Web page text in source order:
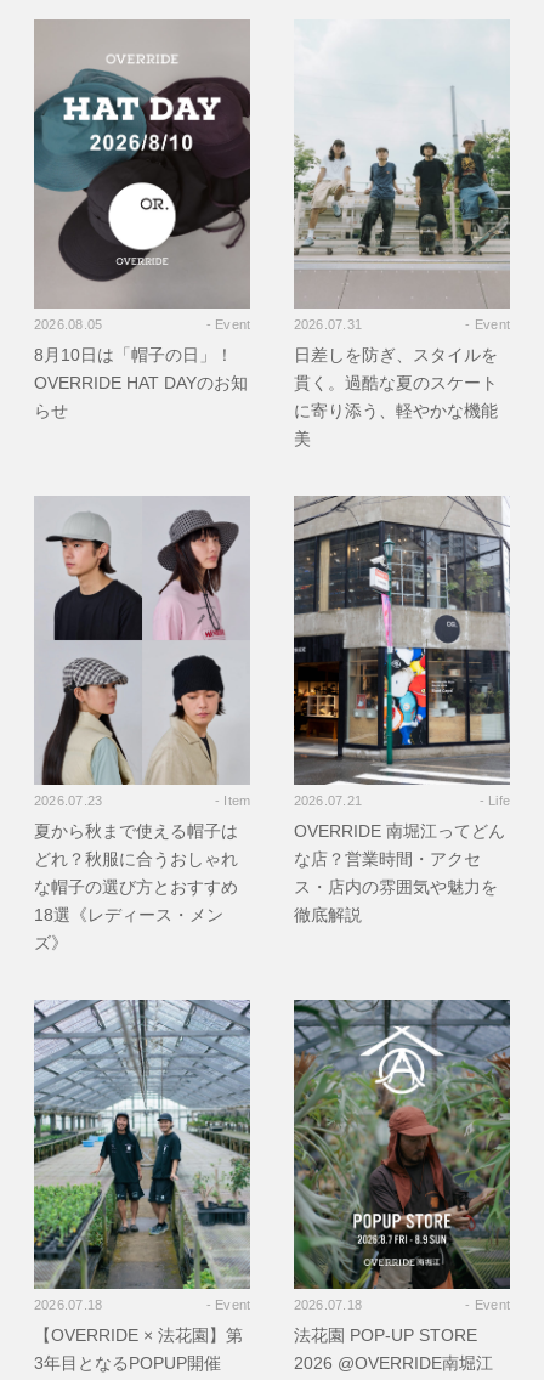
2026.08.05 - Event
8月10日は「帽子の日」！
OVERRIDE HAT DAYのお知
らせ
2026.07.31 - Event
日差しを防ぎ、スタイルを
貫く。過酷な夏のスケート
に寄り添う、軽やかな機能
美
2026.07.23 - Item
夏から秋まで使える帽子は
どれ？秋服に合うおしゃれ
な帽子の選び方とおすすめ
18選《レディース・メン
ズ》
2026.07.21 - Life
OVERRIDE 南堀江ってどん
な店？営業時間・アクセ
ス・店内の雰囲気や魅力を
徹底解説
2026.07.18 - Event
【OVERRIDE × 法花園】第
3年目となるPOPUP開催
2026.07.18 - Event
法花園 POP-UP STORE
2026 @OVERRIDE南堀江